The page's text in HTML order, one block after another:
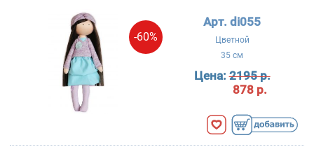
-60%
Арт. di055
Цветной
35 см
Цена:2195 р.
878 р.